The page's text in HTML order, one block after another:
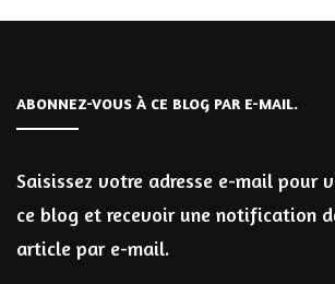
ABONNEZ-VOUS À CE BLOG PAR E-MAIL.
Saisissez votre adresse e-mail pour
ce blog et recevoir une notification
article par e-mail.